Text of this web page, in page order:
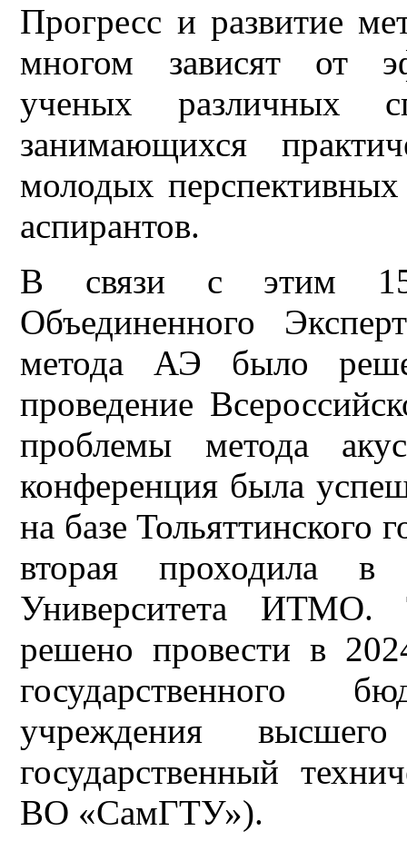
Прогресс и развитие
многом зависят от
ученых различных
занимающихся
молодых перспективных
аспирантов.
В связи с этим
Объединенного
метода АЭ было
проведение
проблемы метода
конференция была
на базе Тольяттинского
вторая проходила в
Университета ИТМО.
решено провести в
государственного
учреждения
государственный
ВО «СамГТУ»).